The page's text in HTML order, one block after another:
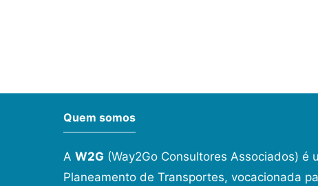
Quem somos
A W2G (Way2Go Consultores Associados) é
Planeamento de Transportes, vocacionada